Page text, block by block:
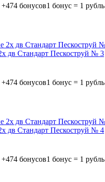
+474 бонусов1 бонус = 1 рубль
дв Стандарт Пескоструй № 3
+474 бонусов1 бонус = 1 рубль
дв Стандарт Пескоструй № 4
+474 бонусов1 бонус = 1 рубль